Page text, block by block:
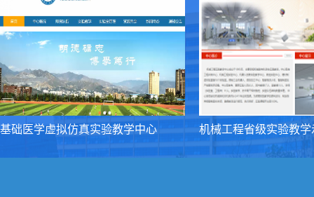
基础医学虚拟仿真实验教学中心 机械工程省级实验教学